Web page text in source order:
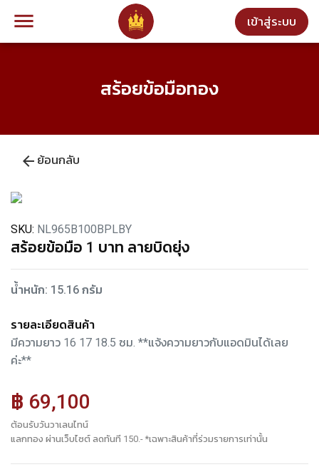
menu เข้าสู่ระบบ
สร้อยข้อมือทอง
arrow_back ย้อนกลับ
SKU: NL965B100BPLBY
สร้อยข้อมือ 1 บาท ลายบิดยุ่ง
น้ำหนัก: 15.16 กรัม
รายละเอียดสินค้า
มีความยาว 16 17 18.5 ซม. **แจ้งความยาวกับแอดมินได้เลย
ค่ะ**
฿ 69,100
ต้อนรับวันวาเลนไทน์
แลกทอง ผ่านเว็บไซต์ ลดทันที 150.- *เฉพาะสินค้าที่ร่วมรายการเท่านั้น